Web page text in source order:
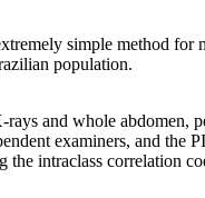
simple method
population.
and whole abdomen,
examiners, and the
intraclass correlation